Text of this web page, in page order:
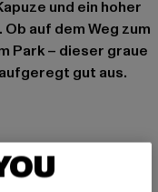
und ein hoher
auf dem Weg zum
Park – dieser graue
gut aus.